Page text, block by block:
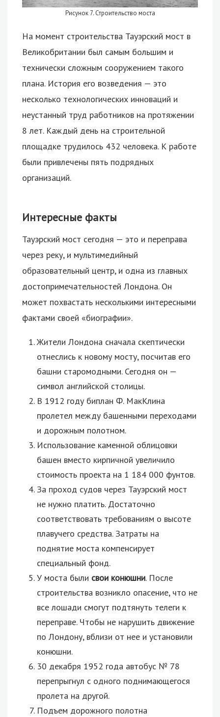
Рисунок 7. Строительство моста
На момент строительства Тауэрский мост в
Великобритании был самым большим и
технически сложным сооружением такого
плана. История его возведения — это
несколько технологических инноваций и
неустанный труд работников на протяжении
8 лет. Каждый день на строительной
площадке трудилось 432 человека. К работе
были привлечены пять подрядных
организаций.
Интересные факты
Тауэрский мост сегодня — это и переправа
через реку, и мультимедийный
образовательный центр, и одна из главных
достопримечательностей Лондона. Он
может похвастать несколькими интересными
фактами своей «биографии».
Жители Лондона сначала скептически
отнеслись к новому мосту, посчитав его
башни старомодными. Сегодня он —
символ английской столицы.
В 1912 году биплан Ф. МакКлина
пролетел между башенными переходами
и дорожным полотном.
Использование каменной облицовки
башен вместо кирпичной увеличило
стоимость проекта на 1 184 000 фунтов.
За проход судов через Тауэрский мост
не нужно платить. Достаточно
соответствовать требованиям о высоте
плавучего средства. Затраты на
поднятие моста компенсирует
специальный фонд.
У моста были свои конюшни. После
строительства возникло опасение, что не
все лошади смогут подтянуть телеги к
переправе. Чтобы не нарушить движение
по Лондону, вблизи от нее и установили
конюшни.
30 декабря 1952 года автобус № 78
перепрыгнул с одного поднимающегося
пролета на другой.
Подъем дорожного полотна